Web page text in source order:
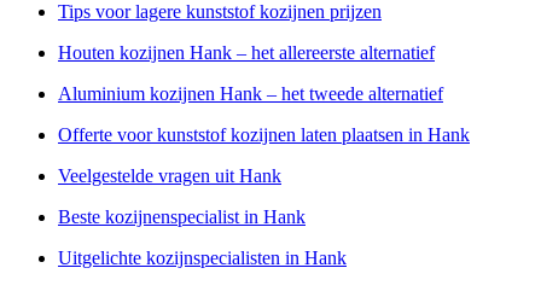
Tips voor lagere kunststof kozijnen prijzen
Houten kozijnen Hank – het allereerste alternatief
Aluminium kozijnen Hank – het tweede alternatief
Offerte voor kunststof kozijnen laten plaatsen in Hank
Veelgestelde vragen uit Hank
Beste kozijnenspecialist in Hank
Uitgelichte kozijnspecialisten in Hank